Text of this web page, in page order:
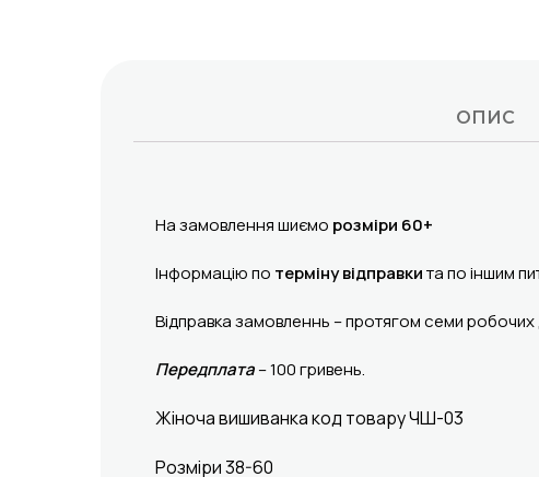
ОПИС
На замовлення шиємо розміри 60+
Інформацію по терміну відправкита по іншим
Відправка замовленнь – протягом семи робочих
Передплата– 100 гривень.
Жіноча вишиванка код товару ЧШ-03
Розміри 38-60